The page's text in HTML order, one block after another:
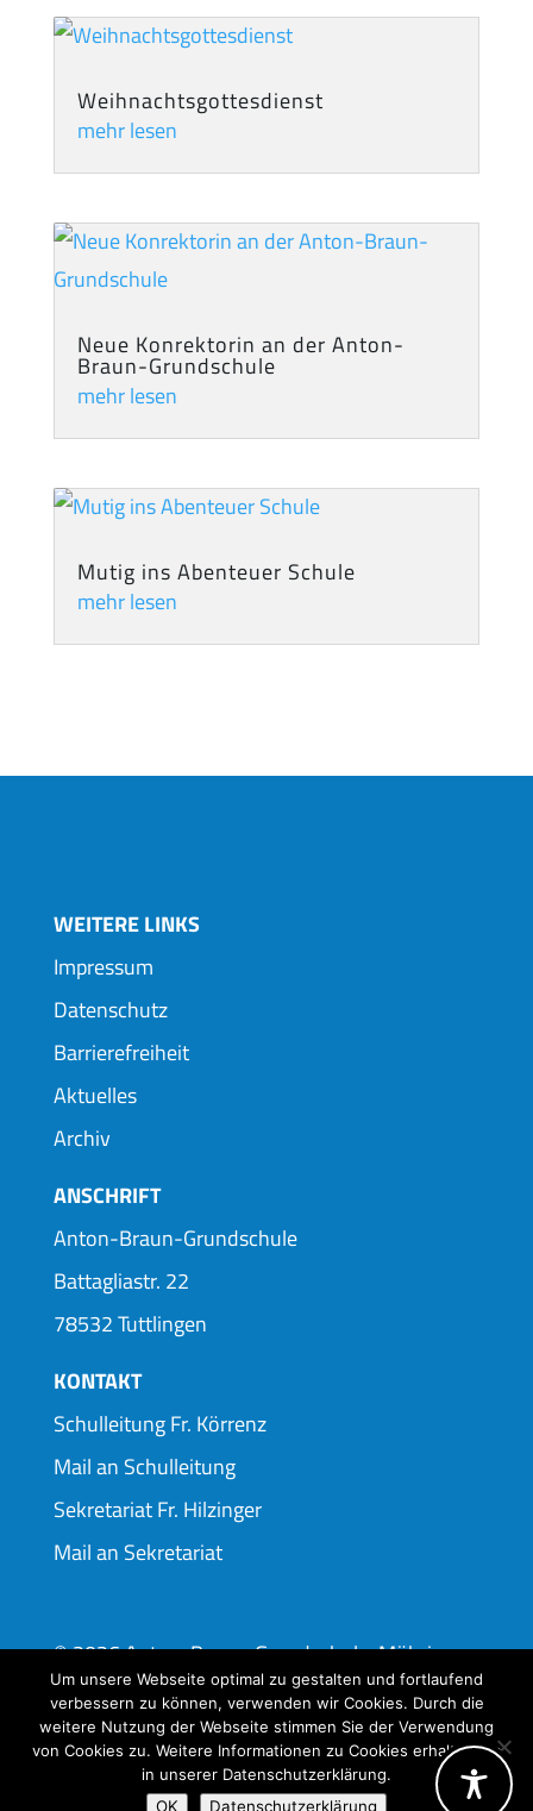
Weihnachtsgottesdienst
mehr lesen
Neue Konrektorin an der Anton-
Braun-Grundschule
mehr lesen
Mutig ins Abenteuer Schule
mehr lesen
WEITERE LINKS
Impressum
Datenschutz
Barrierefreiheit
Aktuelles
Archiv
ANSCHRIFT
Anton-Braun-Grundschule
Battagliastr. 22
78532 Tuttlingen
KONTAKT
Schulleitung Fr. Körrenz
Mail an Schulleitung
Sekretariat Fr. Hilzinger
Mail an Sekretariat
© 2026 Anton-Braun-Grundschule-Möhringen
made by Dan High
Um unsere Webseite optimal zu gestalten und fortlaufend
verbessern zu können, verwenden wir Cookies. Durch die
weitere Nutzung der Webseite stimmen Sie der Verwendung
von Cookies zu. Weitere Informationen zu Cookies erhalten Sie
in unserer Datenschutzerklärung.
OK
Datenschutzerklärung